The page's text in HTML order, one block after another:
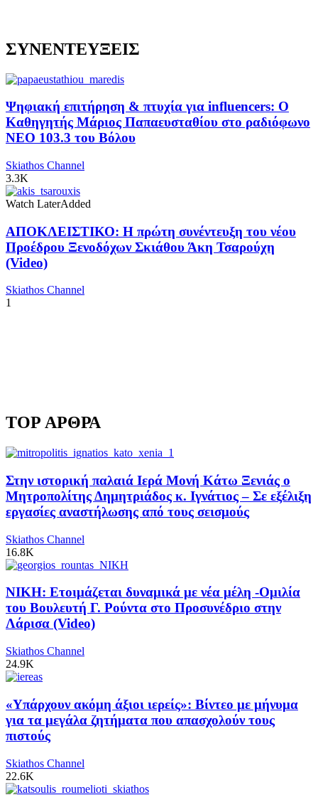
ΣΥΝΕΝΤΕΥΞΕΙΣ
Ψηφιακή επιτήρηση & πτυχία για influencers: Ο
Καθηγητής Μάριος Παπαευσταθίου στο ραδιόφωνο
NEO 103.3 του Βόλου
Skiathos Channel
3.3K
Watch LaterAdded
ΑΠΟΚΛΕΙΣΤΙΚΟ: Η πρώτη συνέντευξη του νέου
Προέδρου Ξενοδόχων Σκιάθου Άκη Τσαρούχη
(Video)
Skiathos Channel
1
TOP ΑΡΘΡΑ
Στην ιστορική παλαιά Ιερά Μονή Κάτω Ξενιάς ο
Μητροπολίτης Δημητριάδος κ. Ιγνάτιος – Σε εξέλιξη
εργασίες αναστήλωσης από τους σεισμούς
Skiathos Channel
16.8K
ΝΙΚΗ: Ετοιμάζεται δυναμικά με νέα μέλη -Ομιλία
του Βουλευτή Γ. Ρούντα στο Προσυνέδριο στην
Λάρισα (Video)
Skiathos Channel
24.9K
«Υπάρχουν ακόμη άξιοι ιερείς»: Βίντεο με μήνυμα
για τα μεγάλα ζητήματα που απασχολούν τους
πιστούς
Skiathos Channel
22.6K